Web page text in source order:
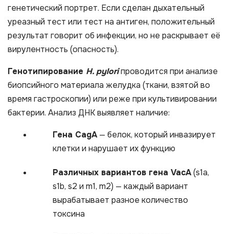
генетический портрет. Если сделан дыхательный
уреазный тест или тест на антиген, положительный
результат говорит об инфекции, но не раскрывает её
вирулентность (опасность).
Генотипирование H. pyloriпроводится при анализе
биопсийного материала желудка (ткани, взятой во
время гастроскопии) или реже при культивировании
бактерии. Анализ ДНК выявляет наличие:
Гена CagA— белок, который инвазирует
клетки и нарушает их функцию
Различных вариантов гена VacA(s1a,
s1b, s2 и m1, m2) — каждый вариант
вырабатывает разное количество
токсина